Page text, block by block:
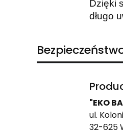
Dzięki
długo
"EKO
ul.
32-625